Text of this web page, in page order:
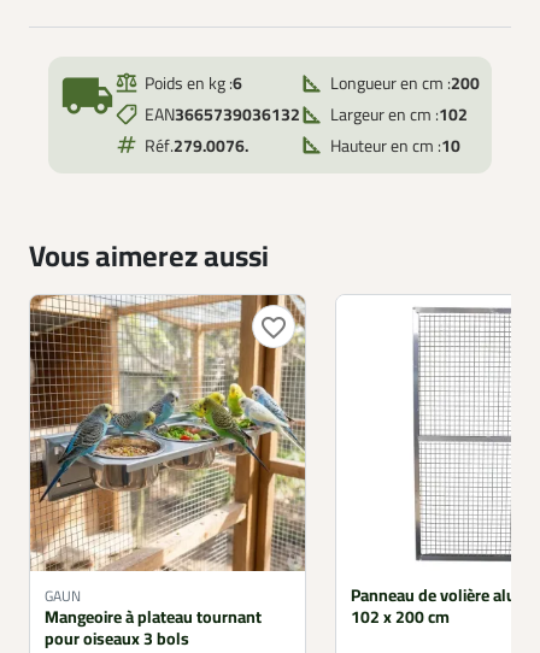
local_shipping Poids en kg :6
EAN3665739036132
Réf.279.0076.
Longueur en cm :200
Largeur en cm :102
Hauteur en cm :10
Vous aimerez aussi
favorite_border
GAUN
Mangeoire à plateau tournant
pour oiseaux 3 bols
Panneau de volière
102 x 200 cm